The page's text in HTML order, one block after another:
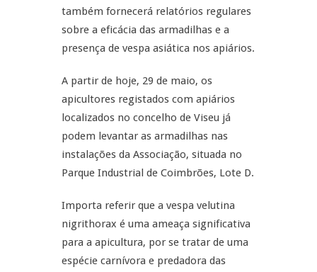
também fornecerá relatórios regulares
sobre a eficácia das armadilhas e a
presença de vespa asiática nos apiários.
A partir de hoje, 29 de maio, os
apicultores registados com apiários
localizados no concelho de Viseu já
podem levantar as armadilhas nas
instalações da Associação, situada no
Parque Industrial de Coimbrões, Lote D.
Importa referir que a vespa velutina
nigrithorax é uma ameaça significativa
para a apicultura, por se tratar de uma
espécie carnívora e predadora das